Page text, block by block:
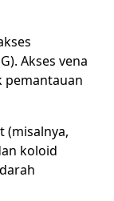
Akses vena
(misalnya,
koloid